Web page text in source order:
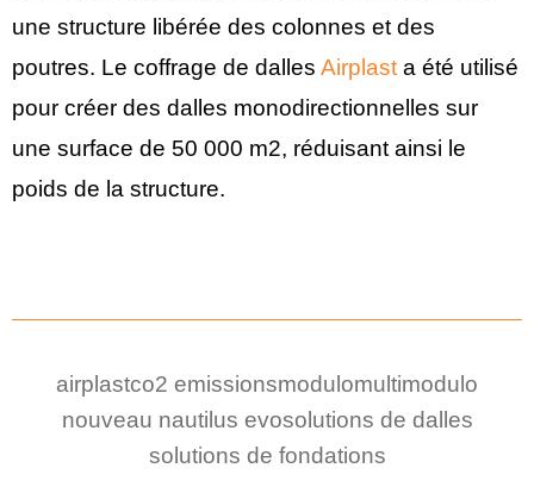
une structure libérée des colonnes et des
poutres. Le coffrage de dalles Airplast a été utilisé
pour créer des dalles monodirectionnelles sur
une surface de 50 000 m2, réduisant ainsi le
poids de la structure.
airplastco2 emissionsmodulomultimodulo
nouveau nautilus evosolutions de dalles
solutions de fondations